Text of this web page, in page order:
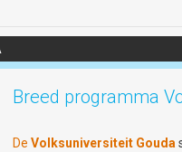
Breed programma
DeVolksuniversiteit Gouda